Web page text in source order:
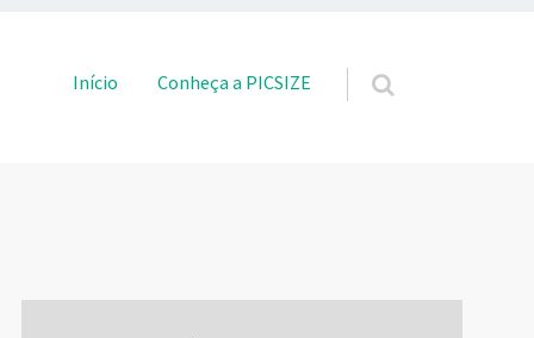
Pular para o conteúdo
Início Conheça a PICSIZE